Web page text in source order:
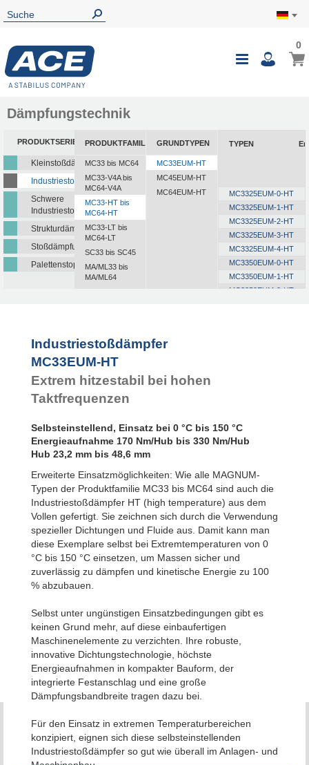
0
Dämpfungstechnik
PRODUKTSERIEN
Kleinstoßdämpfer
Industriestoßdämpfer
Schwere
Industriestoßdämpfer
Strukturdämpfer
Stoßdämpfungsplatten
Palettenstopper
PRODUKTFAMILIEN
MC33 bis MC64
MC33-V4A bis
MC64-V4A
MC33-HT bis
MC64-HT
MC33-LT bis
MC64-LT
SC33 bis SC45
MA/ML33 bis
MA/ML64
GRUNDTYPEN
MC33EUM-HT
MC45EUM-HT
MC64EUM-HT
TYPEN
MC3325EUM-0-HT
MC3325EUM-1-HT
MC3325EUM-2-HT
MC3325EUM-3-HT
MC3325EUM-4-HT
MC3350EUM-0-HT
MC3350EUM-1-HT
MC3350EUM-2-HT
Industriestoßdämpfer
MC33EUM-HT
Extrem hitzestabil bei hohen
Taktfrequenzen
Selbsteinstellend, Einsatz bei 0 °C bis 150 °C
Energieaufnahme 170 Nm/Hub bis 330 Nm/Hub
Hub 23,2 mm bis 48,6 mm
Erweiterte Einsatzmöglichkeiten: Wie alle MAGNUM-
Typen der Produktfamilie MC33 bis MC64 sind auch die
Industriestoßdämpfer HT (high temperature) aus dem
Vollen gefertigt. Sie zeichnen sich durch die Verwendung
spezieller Dichtungen und Fluide aus. Damit kann man
diese Exemplare selbst bei Extremtemperaturen von 0
°C bis 150 °C einsetzen, um Massen sicher und
zuverlässig zu dämpfen und kinetische Energie zu 100
% abzubauen.
Selbst unter ungünstigen Einsatzbedingungen gibt es
keinen Grund mehr, auf diese einbaufertigen
Maschinenelemente zu verzichten. Ihre robuste,
innovative Dichtungstechnologie, höchste
Energieaufnahmen in kompakter Bauform, der
integrierte Festanschlag und eine große
Dämpfungsbandbreite tragen dazu bei.
Für den Einsatz in extremen Temperaturbereichen
konzipiert, eignen sich diese selbsteinstellenden
Industriestoßdämpfer so gut wie überall im Anlagen- und